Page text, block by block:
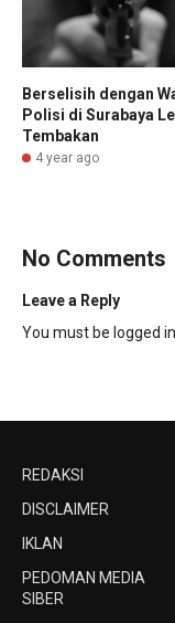
Berselisih dengan
Polisi di Surabaya
Tembakan
4 year ago
No Comments
Leave a Reply
You must be logged in
REDAKSI
DISCLAIMER
IKLAN
PEDOMAN MEDIA
SIBER